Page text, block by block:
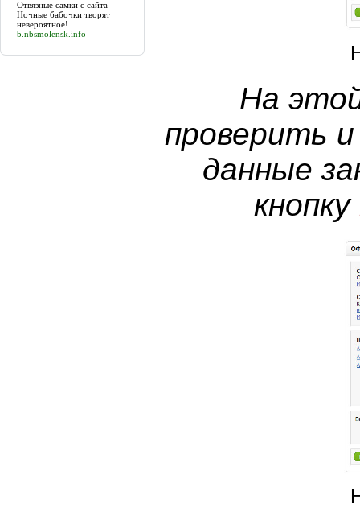
Отвязные самки с сайта
Ночные бабочки творят
невероятное!
b.nbsmolensk.info
На
проверить
данные
кнопку